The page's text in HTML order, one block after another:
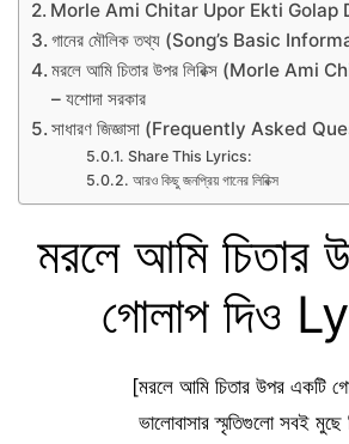
Morle Ami Chitar Upor Ekti Golap
গানের মৌলিক তথ্য (Song’s Basic
মরলে আমি চিতার উপর লিরিক্স (Morle
– যশোদা সরকার
সাধারণ জিজ্ঞাসা (Frequently Asked
Share This Lyrics:
আরও কিছু জনপ্রিয় গানের লিরিক্স
মরলে আমি চিতার
গোলাপ দিও
[মরলে আমি চিতার উপর একটি
ভালোবাসার স্মৃতিগুলো সবই